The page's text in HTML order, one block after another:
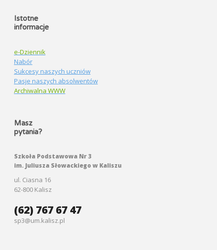
Istotne
informacje
e-Dziennik
Nabór
Sukcesy naszych uczniów
Pasje naszych absolwentów
Archiwalna WWW
Masz
pytania?
Szkoła Podstawowa Nr 3
im. Juliusza Słowackiego w Kaliszu
ul. Ciasna 16
62-800 Kalisz
(62) 767 67 47
sp3@um.kalisz.pl